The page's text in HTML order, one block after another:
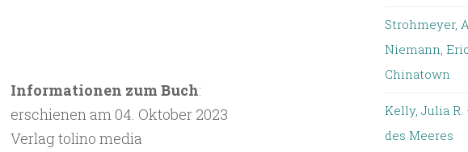
Informationen zum Buch:
erschienen am 04. Oktober 2023
Verlag tolino media
Strohmeyer,
Niemann,
Chinatown
Kelly, Julia R.
des Meeres